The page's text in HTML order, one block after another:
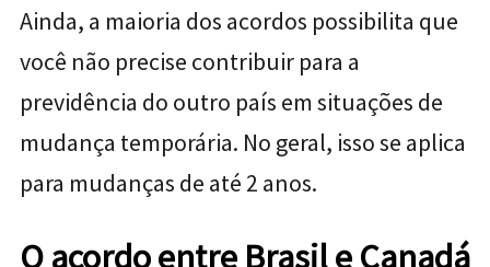
Ainda, a maioria dos acordos possibilita que
você não precise contribuir para a
previdência do outro país em situações de
mudança temporária. No geral, isso se aplica
para mudanças de até 2 anos.
O acordo entre Brasil e Canadá